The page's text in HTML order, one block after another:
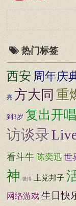
热门标签
西安 周年庆
亮 方大同 重
到3岁 复出开唱
访谈录
看斗牛 陈奕迅 世
神 微博 上党邦子
网络游戏 生日快